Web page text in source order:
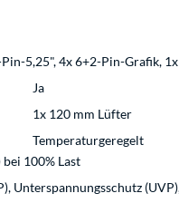
5,25", 4x 6+2-Pin-Grafik,
Ja
1x 120 mm Lüfter
Temperaturgeregelt
bei 100% Last
Unterspannungsschutz